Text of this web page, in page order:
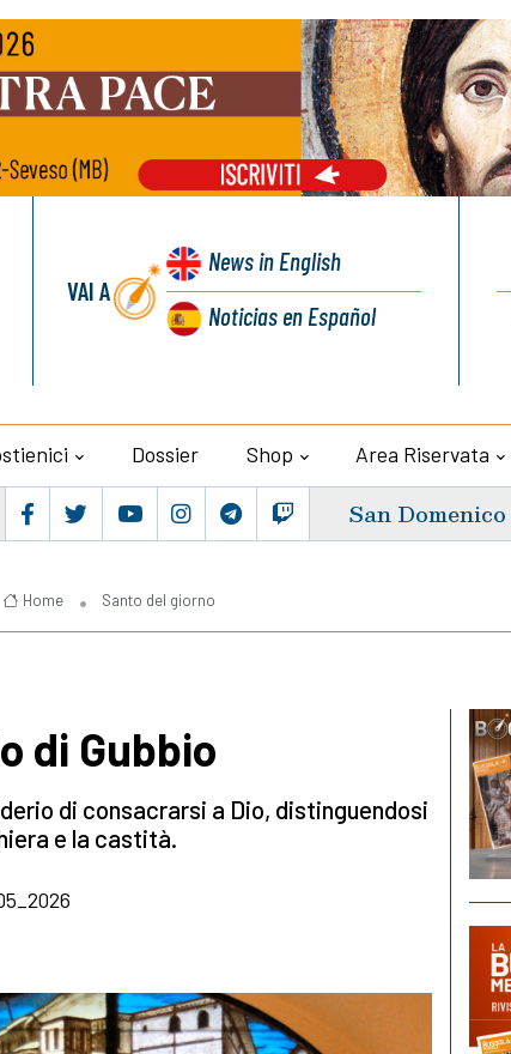
VAI A
Newsin English
Noticiasen Español
Dossier Shop Area Riservata
San Domenico
Home Santo del giorno
di Gubbio
di consacrarsi a Dio, distinguendosi
e la castità.